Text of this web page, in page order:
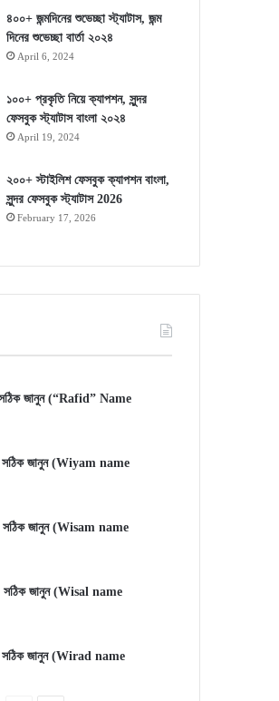
৪০০+ জন্মদিনের শুভেচ্ছা স্ট্যাটাস, জন্ম
দিনের শুভেচ্ছা বার্তা ২০২৪
April 6, 2024
১০০+ প্রকৃতি নিয়ে ক্যাপশন, সুন্দর
ফেসবুক স্ট্যাটাস বাংলা ২০২৪
April 19, 2024
২০০+ স্টাইলিশ ফেসবুক ক্যাপশন বাংলা,
সুন্দর ফেসবুক স্ট্যাটাস 2026
February 17, 2026
সঠিক জানুন (“Rafid” Name
সঠিক জানুন (Wiyam name
সঠিক জানুন (Wisam name
সঠিক জানুন (Wisal name
সঠিক জানুন (Wirad name